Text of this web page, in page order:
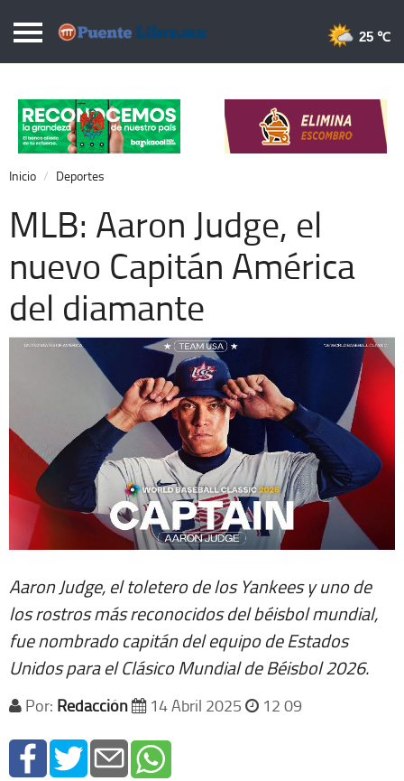
Puentelibre.mx
Local
Nacional
Opinión
Cronos
Economía
Espectáculos
25 ℃
Inicio Deportes
MLB: Aaron Judge, el
nuevo Capitán América
del diamante
Aaron Judge, el toletero de los Yankees y uno de
los rostros más reconocidos del béisbol mundial,
fue nombrado capitán del equipo de Estados
Unidos para el Clásico Mundial de Béisbol 2026.
Por: Redacción 14 Abril 2025 12 09